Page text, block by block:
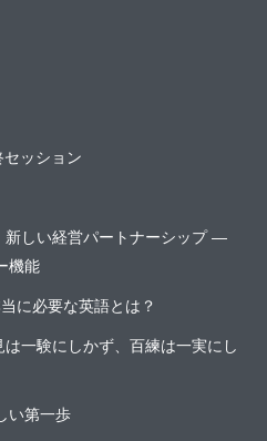
ッション
新しい経営パートナーシップ ―
機能
に必要な英語とは？
一験にしかず、百練は一実にし
い第一歩